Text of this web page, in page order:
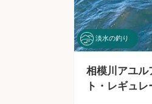
淡水の釣り
相模川アユル
ト・レギュ